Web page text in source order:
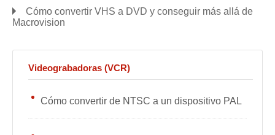
Cómo convertir VHS a DVD y conseguir más allá de
Macrovision
Videograbadoras (VCR)
Cómo convertir de NTSC a un dispositivo PAL